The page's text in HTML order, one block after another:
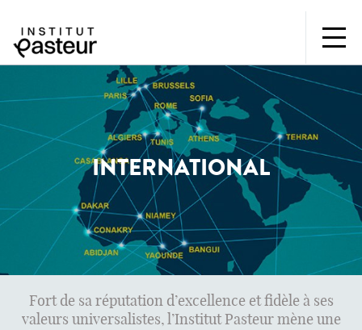
INTERNATIONAL
Fort de sa réputation d’excellence et fidèle à ses
valeurs universalistes, l’Institut Pasteur mène une